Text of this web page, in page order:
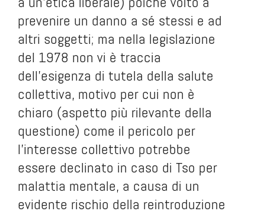
prevenire un danno a sé stessi e ad
altri soggetti; ma nella legislazione
del 1978 non vi è traccia
dell’esigenza di tutela della salute
collettiva, motivo per cui non è
chiaro (aspetto più rilevante della
questione) come il pericolo per
l’interesse collettivo potrebbe
essere declinato in caso di Tso per
malattia mentale, a causa di un
evidente rischio della reintroduzione